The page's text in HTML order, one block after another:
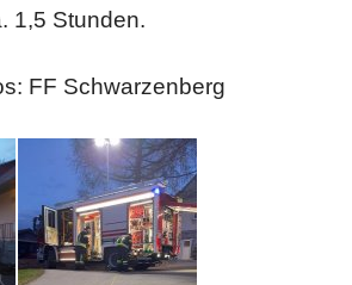
1,5 Stunden.
FF Schwarzenberg